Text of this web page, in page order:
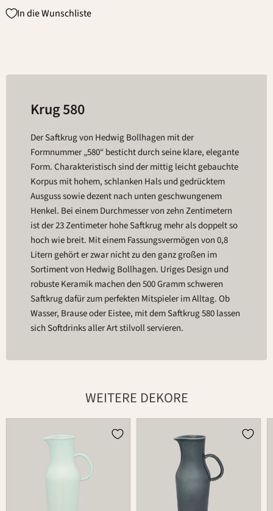
In die Wunschliste
Krug 580
Der Saftkrug von Hedwig Bollhagen mit der
Formnummer „580“ besticht durch seine klare, elegante
Form. Charakteristisch sind der mittig leicht gebauchte
Korpus mit hohem, schlanken Hals und gedrücktem
Ausguss sowie dezent nach unten geschwungenem
Henkel. Bei einem Durchmesser von zehn Zentimetern
ist der 23 Zentimeter hohe Saftkrug mehr als doppelt so
hoch wie breit. Mit einem Fassungsvermögen von 0,8
Litern gehört er zwar nicht zu den ganz großen im
Sortiment von Hedwig Bollhagen. Uriges Design und
robuste Keramik machen den 500 Gramm schweren
Saftkrug dafür zum perfekten Mitspieler im Alltag. Ob
Wasser, Brause oder Eistee, mit dem Saftkrug 580 lassen
sich Softdrinks aller Art stilvoll servieren.
WEITERE DEKORE